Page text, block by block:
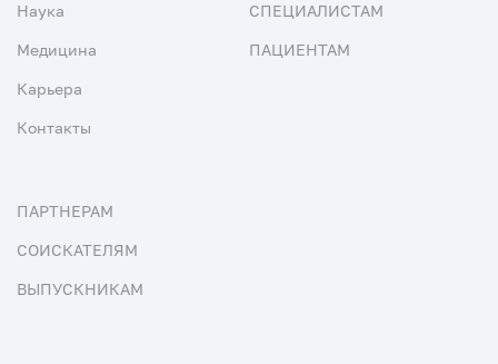
Наука
Медицина
Карьера
Контакты
СПЕЦИАЛИСТАМ
ПАЦИЕНТАМ
ПАРТНЕРАМ
СОИСКАТЕЛЯМ
ВЫПУСКНИКАМ